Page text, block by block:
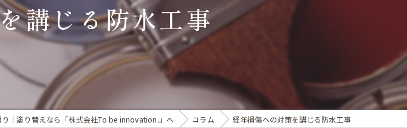
マンション
防水工事
コーキング
講じる防水工事
｜塗り替えなら「株式会社To be innovation.」へ コラム 経年損傷への対策を講じる防水工事